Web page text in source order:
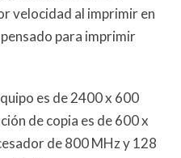
velocidad al imprimir en
para imprimir
es de 2400 x 600
de copia es de 600 x
de 800 MHz y 128